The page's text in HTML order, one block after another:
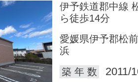
伊予鉄道郡中線
ら徒歩14分
愛媛県伊予郡松
浜
築 年 数
2011/